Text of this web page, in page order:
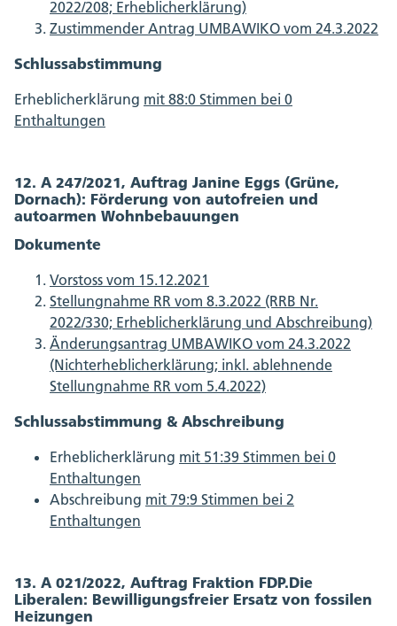
2022/208; Erheblicherklärung)
Zustimmender Antrag UMBAWIKO vom 24.3.2022
Schlussabstimmung
Erheblicherklärung mit 88:0 Stimmen bei 0
Enthaltungen
12. A 247/2021, Auftrag Janine Eggs (Grüne,
Dornach): Förderung von autofreien und
autoarmen Wohnbebauungen
Dokumente
Vorstoss vom 15.12.2021
Stellungnahme RR vom 8.3.2022 (RRB Nr.
2022/330; Erheblicherklärung und Abschreibung)
Änderungsantrag UMBAWIKO vom 24.3.2022
(Nichterheblicherklärung; inkl. ablehnende
Stellungnahme RR vom 5.4.2022)
Schlussabstimmung & Abschreibung
Erheblicherklärung mit 51:39 Stimmen bei 0
Enthaltungen
Abschreibung mit 79:9 Stimmen bei 2
Enthaltungen
13. A 021/2022, Auftrag Fraktion FDP.Die
Liberalen: Bewilligungsfreier Ersatz von fossilen
Heizungen